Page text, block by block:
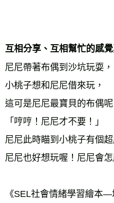
互相分享、互相幫忙的感覺
尼尼帶著布偶到沙坑玩耍，
小桃子想和尼尼借來玩，
這可是尼尼最寶貝的布偶呢
「哼哼！尼尼才不要！」
尼尼此時瞄到小桃子有個
尼尼也好想玩喔！尼尼會
《SEL社會情緒學習繪本—